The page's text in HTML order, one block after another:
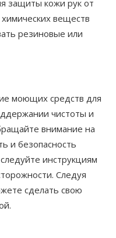
защиты кожи рук от
веществ
резиновые или
моющих средств для
чистоты и
внимание на
и безопасность
инструкциям
Следуя
сделать свою